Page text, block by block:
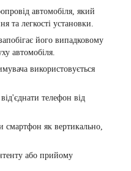
автомобіля, який
та легкості установки.
його випадковому
автомобіля.
використовується
телефон від
смартфон як вертикально,
або прийому